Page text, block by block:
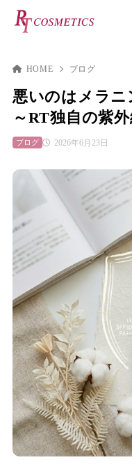
HOME ブログ
悪いのはメラ
～RT独自の紫
2026年6月23日
ブログ